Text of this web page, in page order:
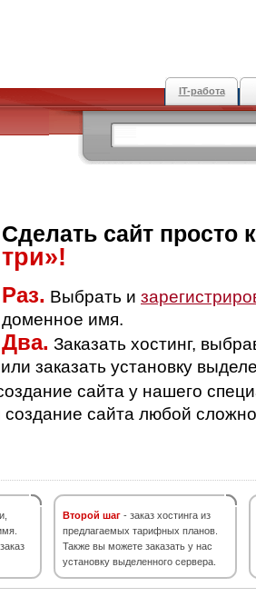
IT-работа
Сделать сайт просто
три»!
Раз. Выбрать и
доменное имя.
Два. Заказать хостинг,
заказать установку
сайта у нашего
сайта любой
Второй шаг - заказ хостинга из
предлагаемых тарифных планов.
Также вы можете заказать у нас
установку выделенного сервера.